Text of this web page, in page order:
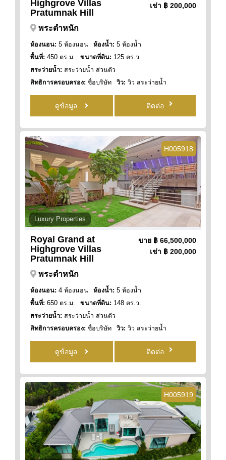
Highgrove Villas
Pratumnak Hill
เช่า ฿ 200,000
พระตำหนัก
ห้องนอน: 5 ห้องนอน ห้องน้ำ: 5 ห้องน้ำ
พื้นที่: 450 ตร.ม. ขนาดที่ดิน: 125 ตร.ว.
สระว่ายน้ำ: สระว่ายน้ำ ส่วนตัว
สิทธิการครอบครอง: ชื่อบริษัท วิว: วิว สระว่ายน้ำ
ดูข้อมูล ติดต่อ
H005918
Luxury Properties
Royal Grand at
Highgrove Villas
Pratumnak Hill
ขาย ฿ 66,500,000
เช่า ฿ 200,000
พระตำหนัก
ห้องนอน: 4 ห้องนอน ห้องน้ำ: 5 ห้องน้ำ
พื้นที่: 650 ตร.ม. ขนาดที่ดิน: 148 ตร.ว.
สระว่ายน้ำ: สระว่ายน้ำ ส่วนตัว
สิทธิการครอบครอง: ชื่อบริษัท วิว: วิว สระว่ายน้ำ
ดูข้อมูล ติดต่อ
H005919